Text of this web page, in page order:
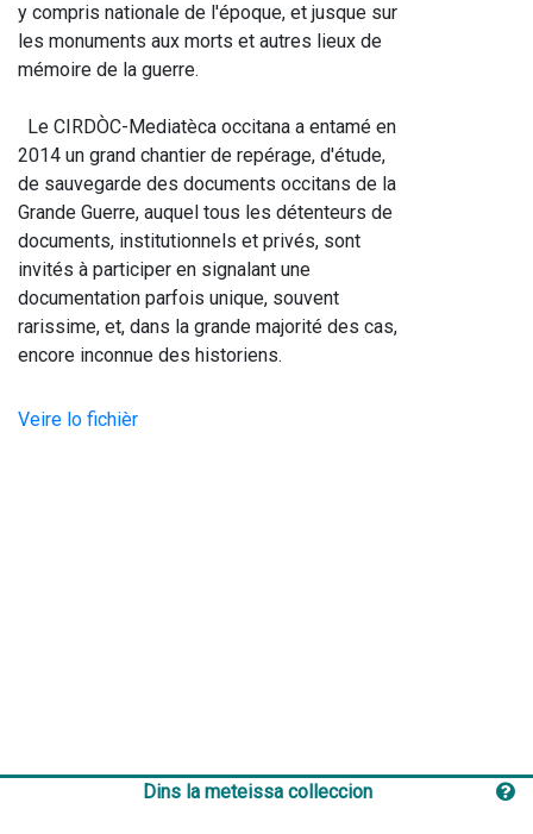
y compris nationale de l'époque, et jusque sur
les monuments aux morts et autres lieux de
mémoire de la guerre.
2014 un grand chantier de repérage, d'étude,
de sauvegarde des documents occitans de la
Grande Guerre, auquel tous les détenteurs de
documents, institutionnels et privés, sont
invités à participer en signalant une
documentation parfois unique, souvent
rarissime, et, dans la grande majorité des cas,
Veire lo fichièr
Dins la meteissa colleccion